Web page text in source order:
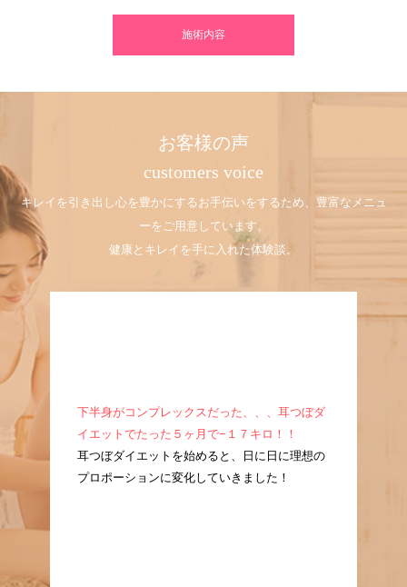
施術内容
お客様の声
customers voice
キレイを引き出し心を豊かにするお手伝いをするため、豊富なメニュ
ーをご用意しています。
健康とキレイを手に入れた体験談。
つ
痩
下半身がコンプレックスだった、、、耳つぼダ
イエットでたった５ヶ月で−１７キロ！！
耳つぼダイエットを始めると、日に日に理想の
プロポーションに変化していきました！